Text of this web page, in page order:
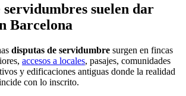
servidumbres suelen dar
Barcelona
disputas de servidumbre surgen en fincas
accesos a locales, pasajes, comunidades
y edificaciones antiguas donde la realidad
con lo inscrito.